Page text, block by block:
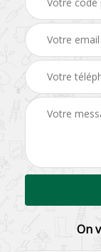
On